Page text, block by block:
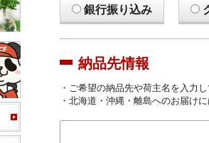
銀行振り込み
納品先情報
・ご希望の納品先や荷主名を入力し
・北海道・沖縄・離島へのお届け